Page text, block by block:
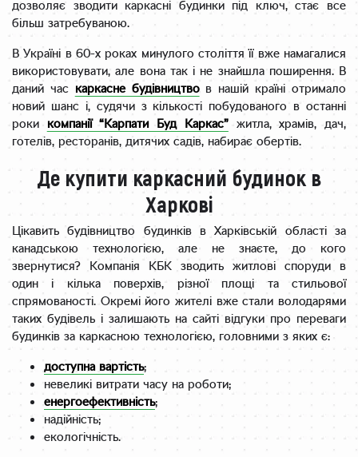
дозволяє зводити каркасні будинки під ключ, стає все
більш затребуваною.
В Україні в 60-х роках минулого століття її вже намагалися
використовувати, але вона так і не знайшла поширення. В
даний час каркасне будівництвов нашій країні отримало
новий шанс і, судячи з кількості побудованого в останні
роки компанії “Карпати Буд Каркас”житла, храмів, дач,
готелів, ресторанів, дитячих садів, набирає обертів.
Де купити каркасний будинок в
Харкові
Цікавить будівництво будинків в Харківській області за
канадською технологією, але не знаєте, до кого
звернутися? Компанія КБК зводить житлові споруди в
один і кілька поверхів, різної площі та стильової
спрямованості. Окремі його жителі вже стали володарями
таких будівель і залишають на сайті відгуки про переваги
будинків за каркасною технологією, головними з яких є:
доступна вартість;
невеликі витрати часу на роботи;
енергоефективність;
надійність;
екологічність.